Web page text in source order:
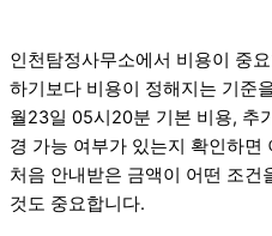
인천탐정사무소에서 비용이 중
하기보다 비용이 정해지는 기준
월23일 05시20분 기본 비용, 추
경 가능 여부가 있는지 확인하면
처음 안내받은 금액이 어떤 조건
것도 중요합니다.